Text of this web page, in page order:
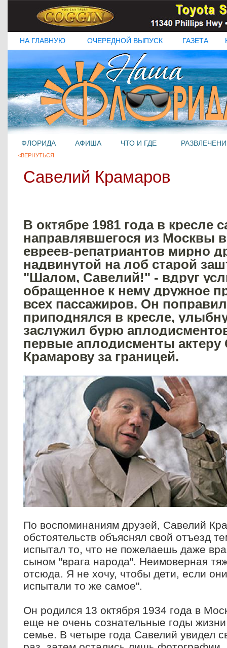
НА ГЛАВНУЮ ОЧЕРЕДНОЙ ВЫПУСК ГАЗЕТА
ФЛОРИДА АФИША ЧТО И ГДЕ
<ВЕРНУТЬСЯ
Савелий Крамаров
В октябре 1981 года в кресле
направлявшегося из Москвы
евреев-репатриантов мирно
надвинутой на лоб старой
"Шалом, Савелий!" - вдруг
обращенное к нему дружное
всех пассажиров. Он поправил
приподнялся в кресле,
заслужил бурю
первые аплодисменты
Крамарову за границей.
По воспоминаниям друзей, Савелий
обстоятельств объяснял свой отъезд
испытал то, что не пожелаешь даже
сыном "врага народа". Неимоверная
отсюда. Я не хочу, чтобы дети, если
испытали то же самое".
Он родился 13 октября 1934 года в
еще не очень сознательные годы
семье. В четыре года Савелий увидел